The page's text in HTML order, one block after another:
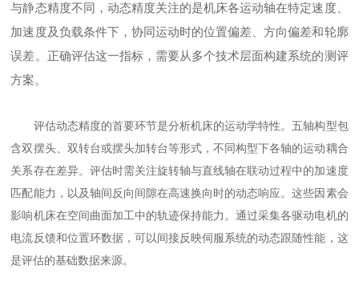
与静态精度不同，动态精度关注的是机床各运动轴在特定速度、
加速度及负载条件下，协同运动时的位置偏差、方向偏差和轮廓
误差。正确评估这一指标，需要从多个技术层面构建系统的测评
方案。
评估动态精度的首要环节是分析机床的运动学特性。五轴构型包
含双摆头、双转台或摆头加转台等形式，不同构型下各轴的运动耦合
关系存在差异。评估时需关注旋转轴与直线轴在联动过程中的加速度
匹配能力，以及轴间反向间隙在高速换向时的动态响应。这些因素会
影响机床在空间曲面加工中的轨迹保持能力。通过采集各驱动电机的
电流反馈和位置环数据，可以间接反映伺服系统的动态跟随性能，这
是评估的基础数据来源。